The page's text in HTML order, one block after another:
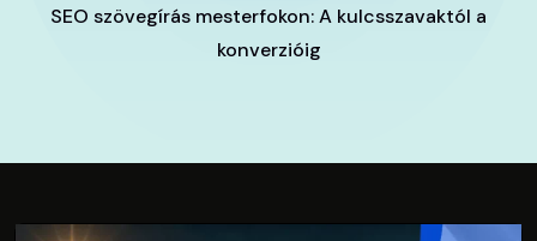
SEO szövegírás mesterfokon: A kulcsszavaktól a
konverzióig